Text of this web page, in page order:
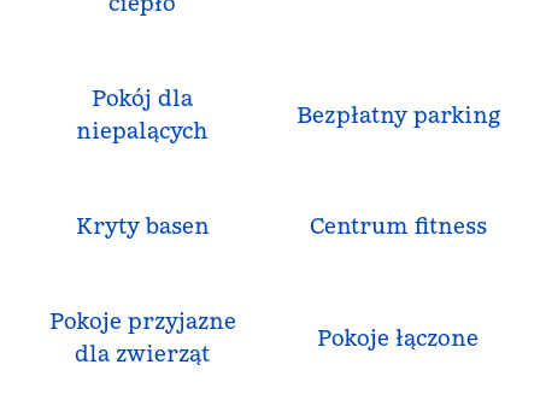
Pokój dla
niepalących
Bezpłatny parking
Kryty basen Centrum fitness
Pokoje przyjazne
dla zwierząt
Pokoje łączone